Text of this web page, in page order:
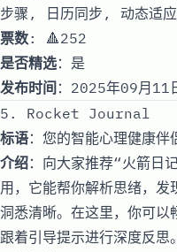
步骤, 日历同步, 动态适
票数: 🔺252
是否精选：是
发布时间 ：2025年09月
5. Rocket Journal
标语：您的智能心理健康伴
介绍：向大家推荐“火箭日
用，它能帮你解析思绪，
洞悉清晰。在这里，你可以
跟着引导提示进行深度反